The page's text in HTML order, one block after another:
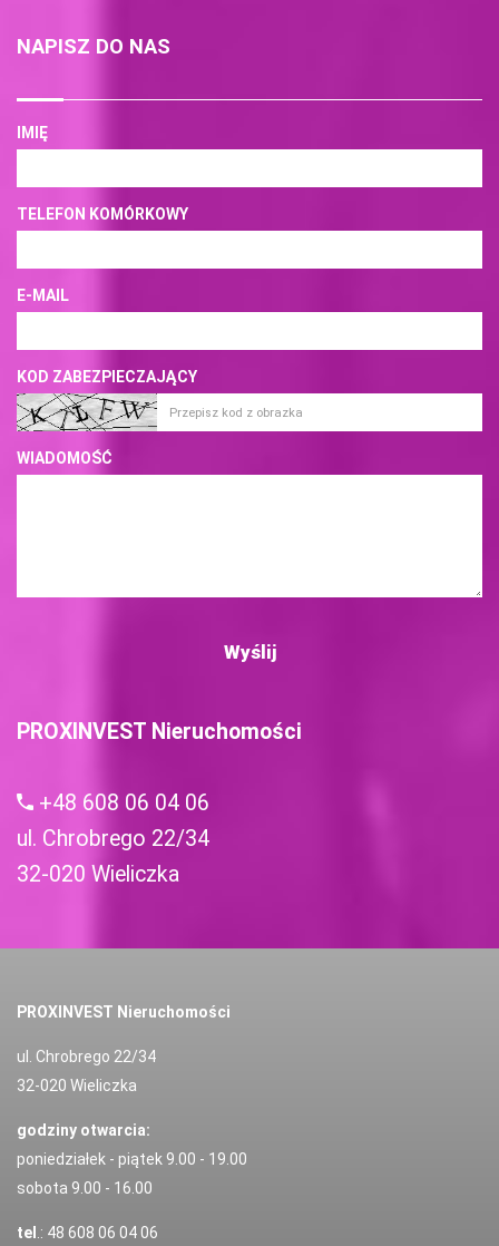
NAPISZ DO NAS
IMIĘ
TELEFON KOMÓRKOWY
E-MAIL
KOD ZABEZPIECZAJĄCY
WIADOMOŚĆ
PROXINVEST Nieruchomości
+48 608 06 04 06
ul. Chrobrego 22/34
32-020 Wieliczka
PROXINVEST Nieruchomości
ul. Chrobrego 22/34
32-020 Wieliczka
godziny otwarcia:
poniedziałek - piątek 9.00 - 19.00
sobota 9.00 - 16.00
tel .: 48 608 06 04 06